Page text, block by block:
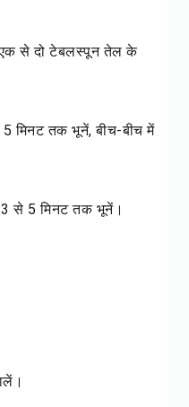
से दो टेबलस्पून तेल के
मिनट तक भूनें, बीच-बीच में
3 से 5 मिनट तक भूनें।